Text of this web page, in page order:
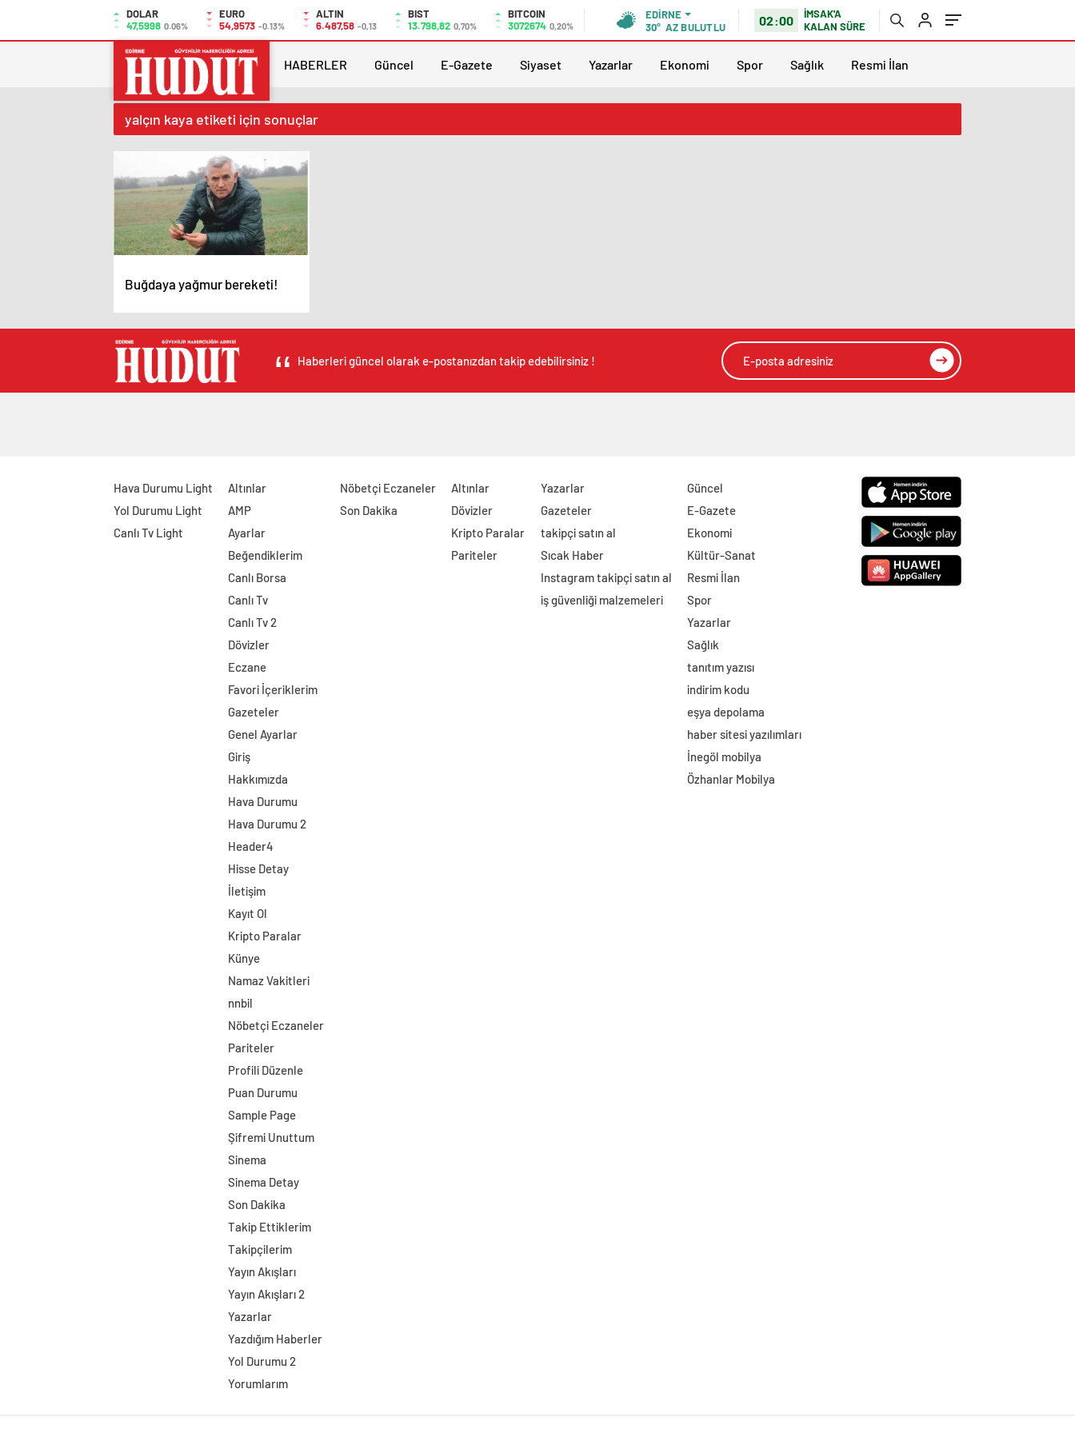
DOLAR
47,5998 0.06%
EURO
54,9573 -0.13%
ALTIN
6.487,58 -0,13
BIST
13.798,82 0,70%
BITCOIN
3072674 0,20%
EDIRNE
30° AZ BULUTLU 02:00
İMSAK'A
KALAN SÜRE
HABERLER Güncel E-Gazete Siyaset Yazarlar Ekonomi Spor Sağlık Resmi İlan
yalçın kaya etiketi için sonuçlar
Buğdaya yağmur bereketi!
Haberleri güncel olarak e-postanızdan takip edebilirsiniz !
Hava Durumu Light
Yol Durumu Light
Canlı Tv Light
Altınlar
AMP
Ayarlar
Beğendiklerim
Canlı Borsa
Canlı Tv
Canlı Tv 2
Dövizler
Eczane
Favori İçeriklerim
Gazeteler
Genel Ayarlar
Giriş
Hakkımızda
Hava Durumu
Hava Durumu 2
Header4
Hisse Detay
İletişim
Kayıt Ol
Kripto Paralar
Künye
Namaz Vakitleri
nnbil
Nöbetçi Eczaneler
Pariteler
Profili Düzenle
Puan Durumu
Sample Page
Şifremi Unuttum
Sinema
Sinema Detay
Son Dakika
Takip Ettiklerim
Takipçilerim
Yayın Akışları
Yayın Akışları 2
Yazarlar
Yazdığım Haberler
Yol Durumu 2
Yorumlarım
Nöbetçi Eczaneler
Son Dakika
Altınlar
Dövizler
Kripto Paralar
Pariteler
Yazarlar
Gazeteler
takipçi satın al
Sıcak Haber
Instagram takipçi satın al
iş güvenliği malzemeleri
Güncel
E-Gazete
Ekonomi
Kültür-Sanat
Resmi İlan
Spor
Yazarlar
Sağlık
tanıtım yazısı
indirim kodu
eşya depolama
haber sitesi yazılımları
İnegöl mobilya
Özhanlar Mobilya